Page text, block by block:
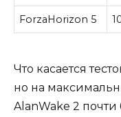
ForzaHorizon 5
Что касается
но на
AlanWake 2 почти